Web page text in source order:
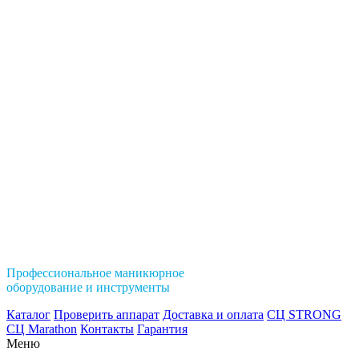
Профессиональное маникюрное
оборудование и инструменты
Каталог Проверить аппарат Доставка и оплата СЦ STRONG
СЦ Marathon Контакты Гарантия
Меню